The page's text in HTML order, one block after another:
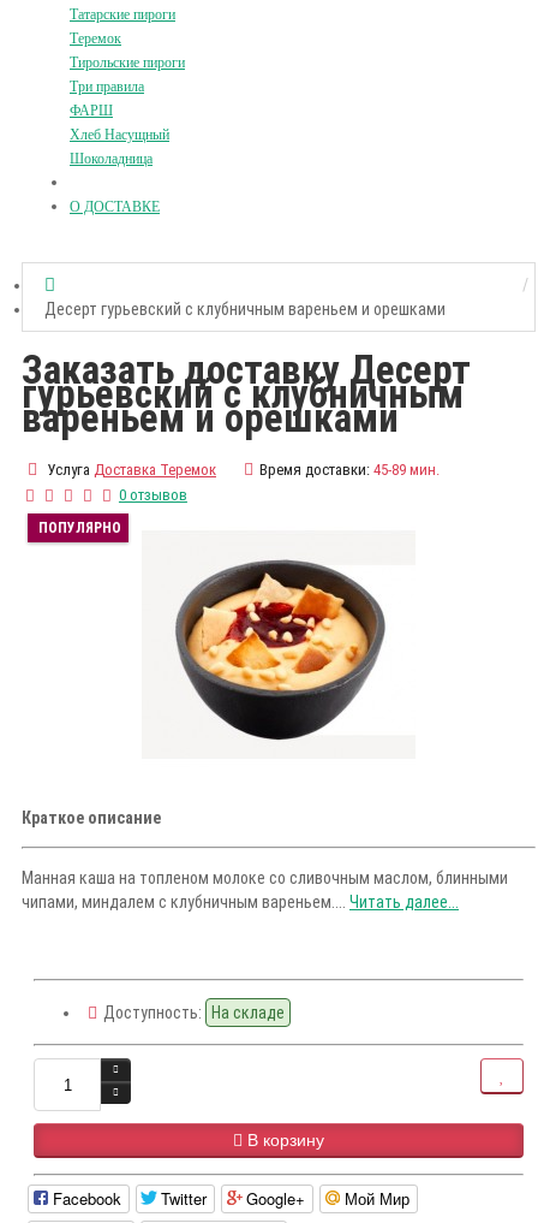
Татарские пироги
Теремок
Тирольские пироги
Три правила
ФАРШ
Хлеб Насущный
Шоколадница
О ДОСТАВКЕ
Десерт гурьевский с клубничным вареньем и орешками
Заказать доставку Десерт
гурьевский с клубничным
вареньем и орешками
Услуга Доставка Теремок Время доставки: 45-89 мин.
0 отзывов
ПОПУЛЯРНО
Краткое описание
Манная каша на топленом молоке со сливочным маслом, блинными
чипами, миндалем с клубничным вареньем.... Читать далее...
Доступность: На складе
В корзину
Facebook Twitter Google+ Мой Мир